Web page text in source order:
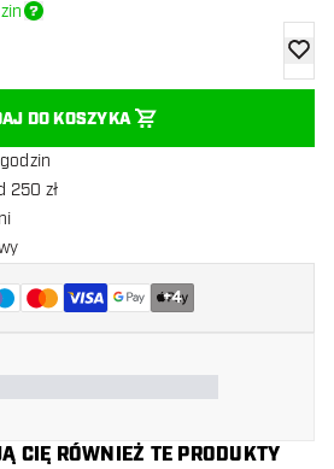
DO KOSZYKA
250 zł
+4
CIĘ RÓWNIEŻ TE PRODUKTY